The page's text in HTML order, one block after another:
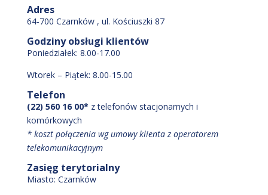
Adres
64-700 Czarnków , ul. Kościuszki 87
Godziny obsługi klientów
Poniedziałek: 8.00-17.00
Wtorek – Piątek: 8.00-15.00
Telefon
(22) 560 16 00* z telefonów stacjonarnych i
komórkowych
* koszt połączenia wg umowy klienta z operatorem
telekomunikacyjnym
Zasięg terytorialny
Miasto: Czarnków